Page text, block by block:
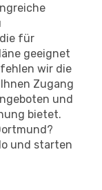
für
geeignet
wir die
Zugang
und
bietet.
und starten